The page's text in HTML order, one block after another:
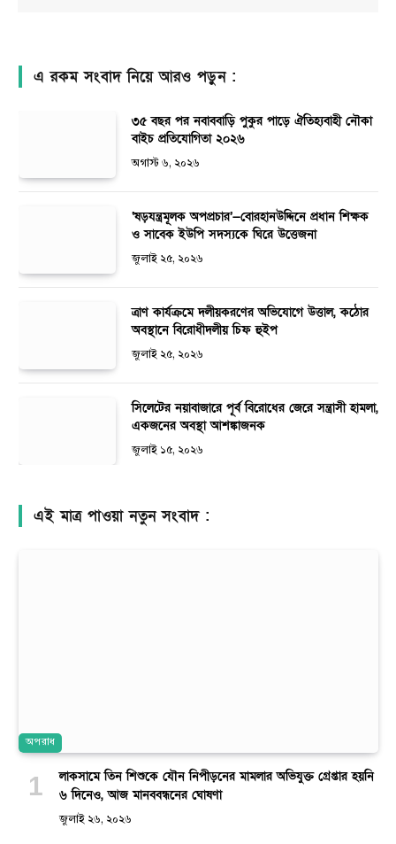
এ রকম সংবাদ নিয়ে আরও পড়ুন :
৩৫ বছর পর নবাববাড়ি পুকুর পাড়ে ঐতিহ্যবাহী নৌকা
বাইচ প্রতিযোগিতা ২০২৬
অগাস্ট ৬, ২০২৬
‘ষড়যন্ত্রমূলক অপপ্রচার’—বোরহানউদ্দিনে প্রধান শিক্ষক
ও সাবেক ইউপি সদস্যকে ঘিরে উত্তেজনা
জুলাই ২৫, ২০২৬
ত্রাণ কার্যক্রমে দলীয়করণের অভিযোগে উত্তাল, কঠোর
অবস্থানে বিরোধীদলীয় চিফ হুইপ
জুলাই ২৫, ২০২৬
সিলেটের নয়াবাজারে পূর্ব বিরোধের জেরে সন্ত্রাসী হামলা,
একজনের অবস্থা আশঙ্কাজনক
জুলাই ১৫, ২০২৬
এই মাত্র পাওয়া নতুন সংবাদ :
অপরাধ
লাকসামে তিন শিশুকে যৌন নিপীড়নের মামলার অভিযুক্ত গ্রেপ্তার হয়নি
৬ দিনেও, আজ মানববন্ধনের ঘোষণা
জুলাই ২৬, ২০২৬